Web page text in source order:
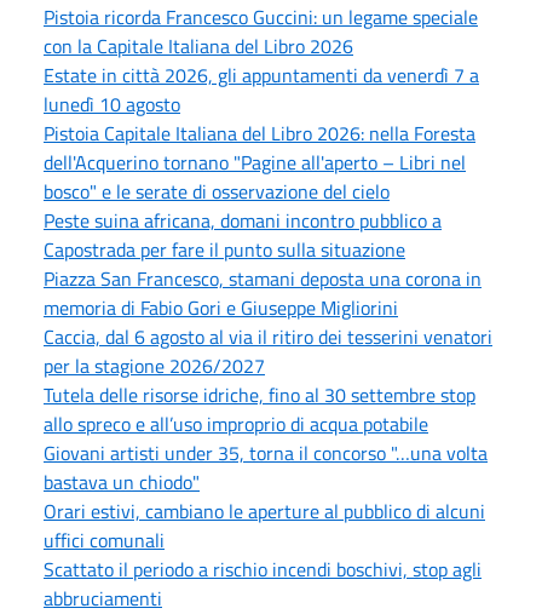
Pistoia ricorda Francesco Guccini: un legame speciale
con la Capitale Italiana del Libro 2026
Estate in città 2026, gli appuntamenti da venerdì 7 a
lunedì 10 agosto
Pistoia Capitale Italiana del Libro 2026: nella Foresta
dell'Acquerino tornano "Pagine all'aperto – Libri nel
bosco" e le serate di osservazione del cielo
Peste suina africana, domani incontro pubblico a
Capostrada per fare il punto sulla situazione
Piazza San Francesco, stamani deposta una corona in
memoria di Fabio Gori e Giuseppe Migliorini
Caccia, dal 6 agosto al via il ritiro dei tesserini venatori
per la stagione 2026/2027
Tutela delle risorse idriche, fino al 30 settembre stop
allo spreco e all’uso improprio di acqua potabile
Giovani artisti under 35, torna il concorso "…una volta
bastava un chiodo"
Orari estivi, cambiano le aperture al pubblico di alcuni
uffici comunali
Scattato il periodo a rischio incendi boschivi, stop agli
abbruciamenti